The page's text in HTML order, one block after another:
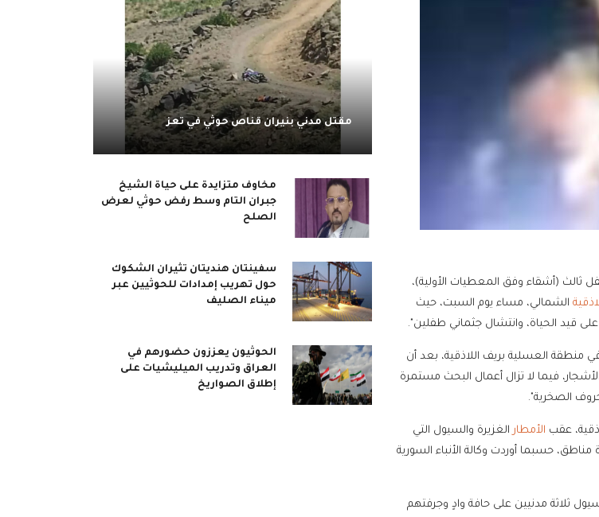
ثالث (أشقاء وفق المعطيات الأولية)،
الشمالي، مساء يوم السبت، حيث
قيد الحياة، وانتشال جثماني طفلين".
منطقة العسلية بريف اللاذقية، بعد أن
فيما لا تزال أعمال البحث مستمرة
الصخرية".
عقب الأمطارالغزيرة والسيول التي
حسبما أوردت وكالة الأنباء السورية
ثلاثة مدنيين على حافة وادٍ وجرفتهم
مقتل مدني بنيران قناص حوثي في تعز
مخاوف متزايدة على حياة الشيخ
جبران التام وسط رفض حوثي لعرض
الصلح
سفينتان هنديتان تثيران الشكوك
حول تهريب إمدادات للحوثيين عبر
ميناء الصليف
الحوثيون يعززون حضورهم في
العراق وتدريب الميليشيات على
إطلاق الصواريخ